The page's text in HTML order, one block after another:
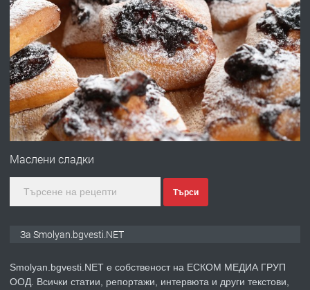
преди 2 години
ПРЕДЛАГА
УДЪЛЖАВАНЕ НА ЧОВЕШКИЯТ
ЖИВОТ И ПОДОБРЯВАНЕ НА
НЕГОВОТО КАЧЕСТВО
преди 2 години
ПРЕДЛАГА Имот в Северна Гърция, до Кавала
преди 2 години
Маслени сладки
Търси
За Smolyan.bgvesti.NET
Smolyan.bgvesti.NET е собственост на ЕСКОМ МЕДИА ГРУП
ООД. Всички статии, репортажи, интервюта и други текстови,